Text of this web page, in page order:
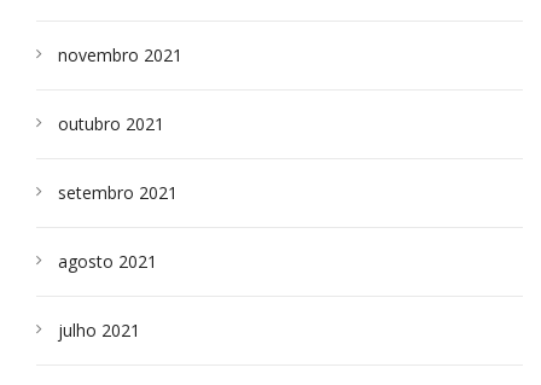
novembro 2021
outubro 2021
setembro 2021
agosto 2021
julho 2021